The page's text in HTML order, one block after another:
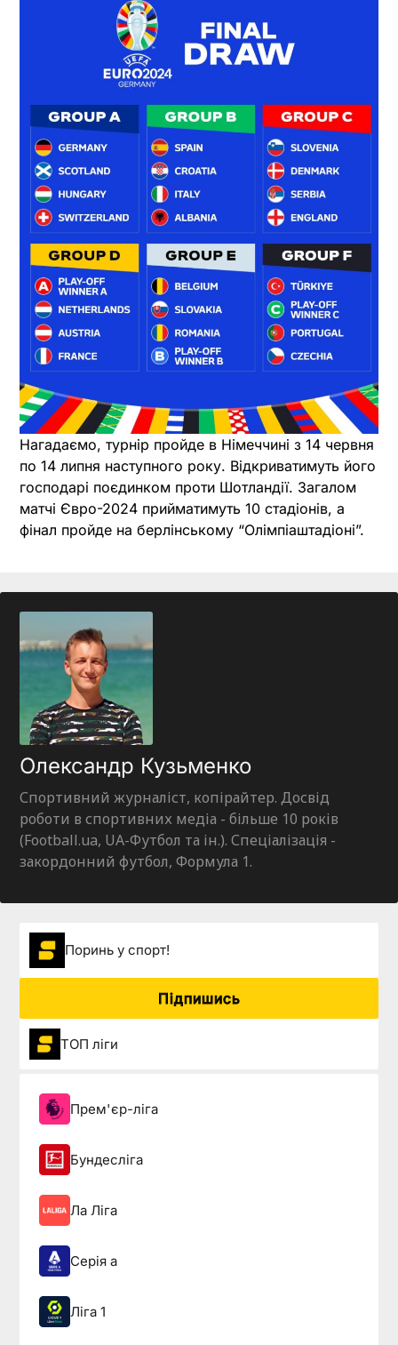
Нагадаємо, турнір пройде в Німеччині з 14 червня
по 14 липня наступного року. Відкриватимуть його
господарі поєдинком проти Шотландії. Загалом
матчі Євро-2024 прийматимуть 10 стадіонів, а
фінал пройде на берлінському “Олімпіаштадіоні”.
Олександр Кузьменко
Спортивний журналіст, копірайтер. Досвід
роботи в спортивних медіа - більше 10 років
(Football.ua, UA-Футбол та ін.). Спеціалізація -
закордонний футбол, Формула 1.
Поринь у спорт!
Підпишись
ТОП ліги
Прем'єр-ліга
Бундесліга
Ла Ліга
Серія а
Ліга 1